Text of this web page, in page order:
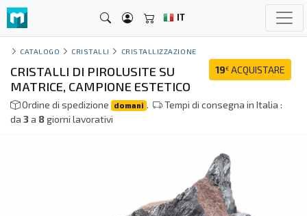
IT
CATALOGO CRISTALLI CRISTALLIZZAZIONE
19€ ACQUISTARE
CRISTALLI DI PIROLUSITE SU
MATRICE, CAMPIONE ESTETICO
Ordine di spedizione domani .
Tempi di consegna in Italia :
da 3a 8giorni lavorativi